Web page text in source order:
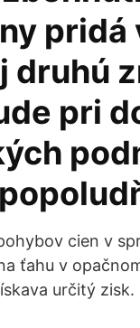
pridá
druhú
pri
cien v
ťahu v
určitý zisk.